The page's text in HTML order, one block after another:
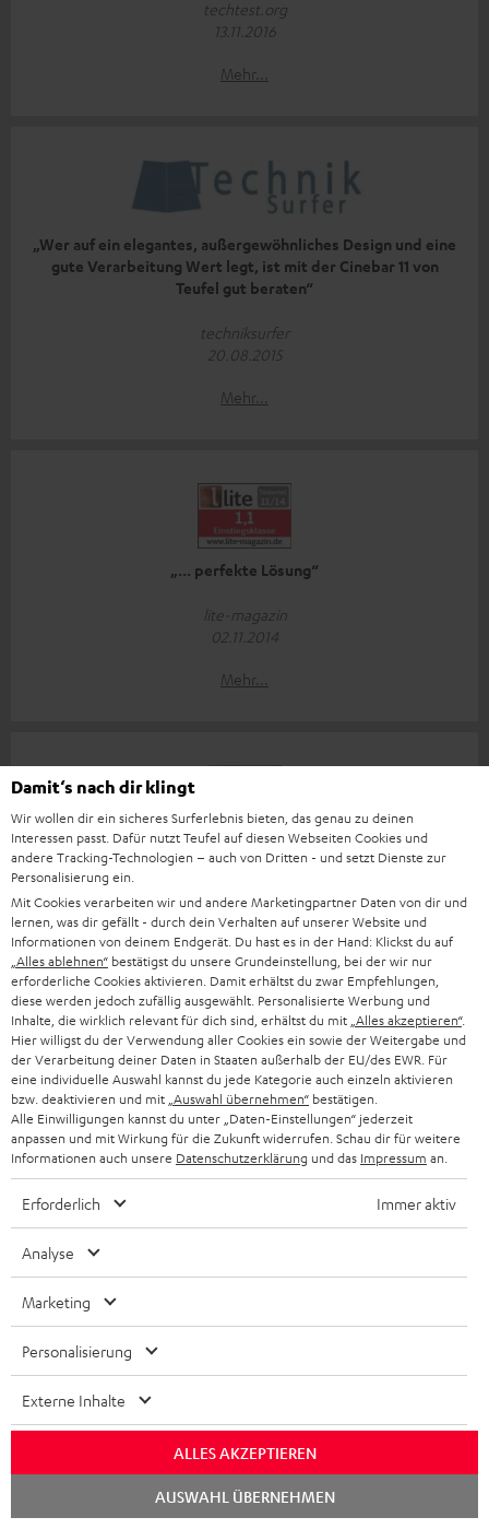
techtest.org
13.11.2016
Mehr...
„Wer auf ein elegantes, außergewöhnliches Design und eine
gute Verarbeitung Wert legt, ist mit der Cinebar 11 von
Teufel gut beraten“
techniksurfer
20.08.2015
Mehr...
„... perfekte Lösung“
lite-magazin
02.11.2014
Mehr...
"So macht nicht nur Filmsound Spaß, sondern auch der
Musikgenuss in Stereo ist mit dem Cinebar eine echte
Freude“
hifitest.de
09.07.2014
Mehr...
"exzellentes Preis-Leistungs-Verhältnis"
"... stattliches Tieftonfundament, das gleichermaßen
Damit‘s nach dir klingt
Wir wollen dir ein sicheres Surferlebnis bieten, das genau zu deinen
Interessen passt. Dafür nutzt Teufel auf diesen Webseiten Cookies und
andere Tracking-Technologien – auch von Dritten - und setzt Dienste zur
Personalisierung ein.
Mit Cookies verarbeiten wir und andere Marketingpartner Daten von dir und
lernen, was dir gefällt - durch dein Verhalten auf unserer Website und
Informationen von deinem Endgerät. Du hast es in der Hand: Klickst du auf
„Alles ablehnen“ bestätigst du unsere Grundeinstellung, bei der wir nur
erforderliche Cookies aktivieren. Damit erhältst du zwar Empfehlungen,
diese werden jedoch zufällig ausgewählt. Personalisierte Werbung und
Inhalte, die wirklich relevant für dich sind, erhältst du mit „Alles akzeptieren“.
Hier willigst du der Verwendung aller Cookies ein sowie der Weitergabe und
der Verarbeitung deiner Daten in Staaten außerhalb der EU/des EWR. Für
eine individuelle Auswahl kannst du jede Kategorie auch einzeln aktivieren
bzw. deaktivieren und mit „Auswahl übernehmen“ bestätigen.
Alle Einwilligungen kannst du unter „Daten-Einstellungen“ jederzeit
anpassen und mit Wirkung für die Zukunft widerrufen. Schau dir für weitere
Informationen auch unsere Datenschutzerklärung und das Impressum an.
Erforderlich Immer aktiv
Analyse
Marketing
Personalisierung
Externe Inhalte
ALLES AKZEPTIEREN
AUSWAHL ÜBERNEHMEN